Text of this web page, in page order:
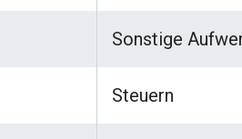
Sonstige
Steuern